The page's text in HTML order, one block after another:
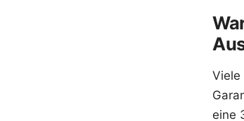
Viele
eine